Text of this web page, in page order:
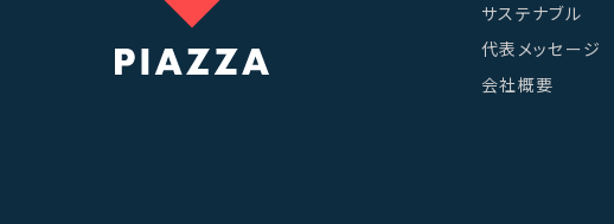
サステナブル
代表メッセージ
会社概要